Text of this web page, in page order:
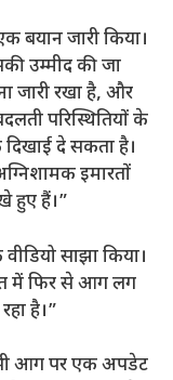
बयान जारी किया।
उम्मीद की जा
जारी रखा है, और
परिस्थितियों के
दे सकता है।
इमारतों
हुए हैं।”
साझा किया।
में फिर से आग लग
है।”
भी आग पर एक अपडेट